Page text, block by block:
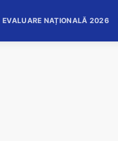
EVALUARE NAȚIONALĂ 2026